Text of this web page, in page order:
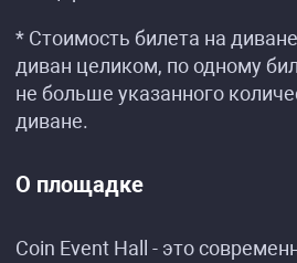
* Стоимость билета на
диван целиком, по одному
не больше указанного
диване.
О площадке
Coin Event Hall - это